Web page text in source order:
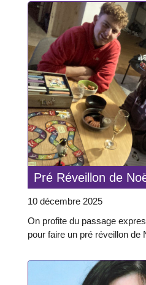
Pré Réveillon de
10 décembre 2025
On profite du passage
pour faire un pré réveillon de